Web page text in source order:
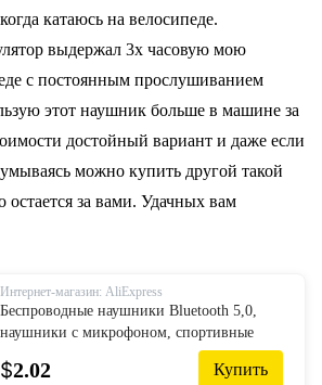
катаюсь на велосипеде.
выдержал 3х часовую мою
с постоянным прослушиванием
этот наушник больше в машине за
достойный вариант и даже если
можно купить другой такой
за вами. Удачных вам
Интернет-магазин: AliExpress
Беспроводные наушники Bluetooth 5,0,
наушники с микрофоном, спортивные
водонепроницаемые TWS наушники-
вкладыши, гарнитура Bluetooth
$2.02 Купить